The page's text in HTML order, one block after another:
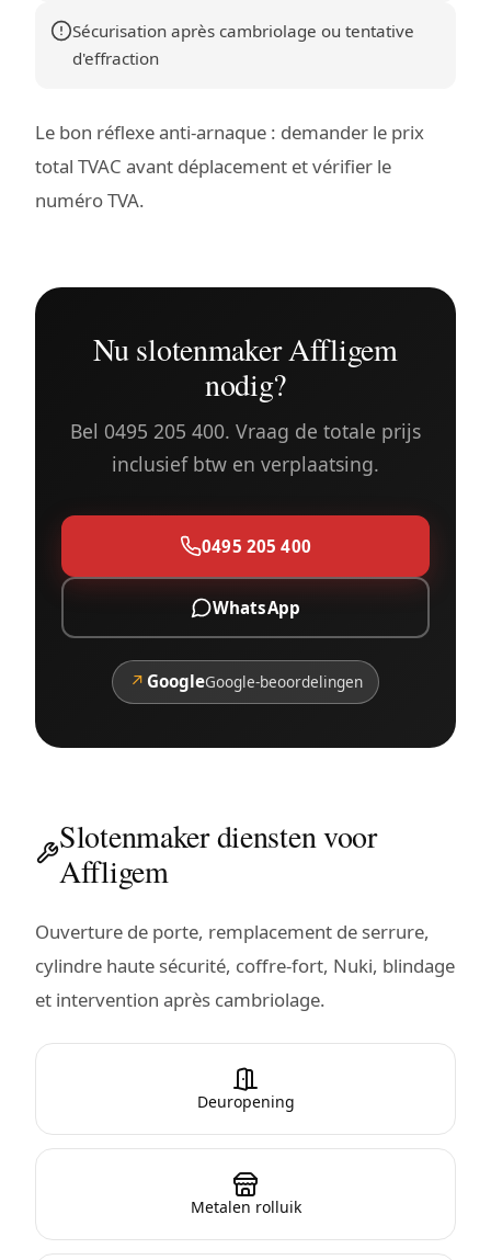
Sécurisation après cambriolage ou tentative
d'effraction
Le bon réflexe anti-arnaque : demander le prix
total TVAC avant déplacement et vérifier le
numéro TVA.
Nu slotenmaker Affligem
nodig?
Bel 0495 205 400. Vraag de totale prijs
inclusief btw en verplaatsing.
0495 205 400
WhatsApp
↗ GoogleGoogle-beoordelingen
Slotenmaker diensten voor
Affligem
Ouverture de porte, remplacement de serrure,
cylindre haute sécurité, coffre-fort, Nuki, blindage
et intervention après cambriolage.
Deuropening
Metalen rolluik